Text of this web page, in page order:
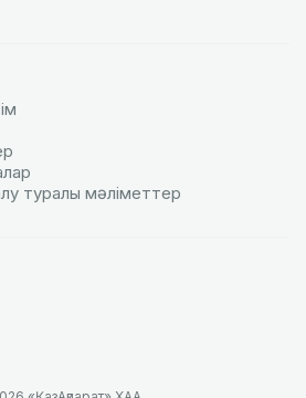
туралы мәлiметтер